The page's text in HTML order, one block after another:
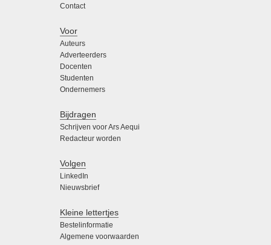
Contact
Voor
Auteurs
Adverteerders
Docenten
Studenten
Ondernemers
Bijdragen
Schrijven voor Ars Aequi
Redacteur worden
Volgen
LinkedIn
Nieuwsbrief
Kleine lettertjes
Bestelinformatie
Algemene voorwaarden